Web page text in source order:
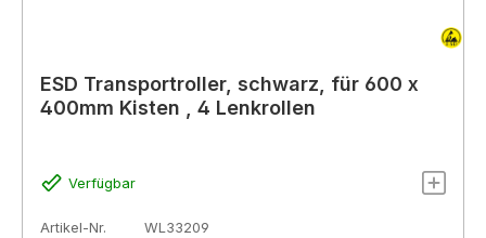
ESD Transportroller, schwarz, für 600 x
400mm Kisten , 4 Lenkrollen
Verfügbar
Artikel-Nr.
WL33209